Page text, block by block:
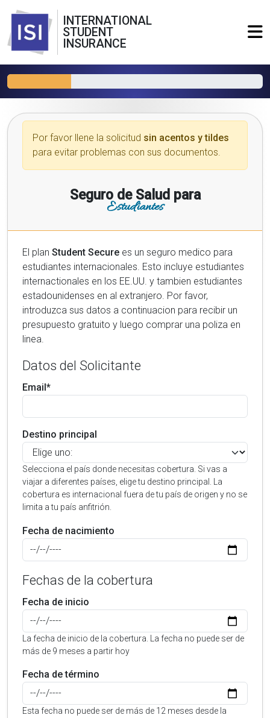
INTERNATIONAL
STUDENT
INSURANCE
Por favor llene la solicitud sin acentos y tildes
para evitar problemas con sus documentos.
Seguro de Salud para
Estudiantes
El plan Student Secure es un seguro medico para
estudiantes internacionales. Esto incluye estudiantes
internactionales en los EE.UU. y tambien estudiantes
estadounidenses en al extranjero. Por favor,
introduzca sus datos a continuacion para recibir un
presupuesto gratuito y luego comprar una poliza en
linea.
Datos del Solicitante
Email*
Destino principal
Selecciona el país donde necesitas cobertura. Si vas a
viajar a diferentes países, elige tu destino principal. La
cobertura es internacional fuera de tu país de origen y no se
limita a tu país anfitrión.
Fecha de nacimiento
Fechas de la cobertura
Fecha de inicio
La fecha de inicio de la cobertura. La fecha no puede ser de
más de 9 meses a partir hoy
Fecha de término
Esta fecha no puede ser de más de 12 meses desde la